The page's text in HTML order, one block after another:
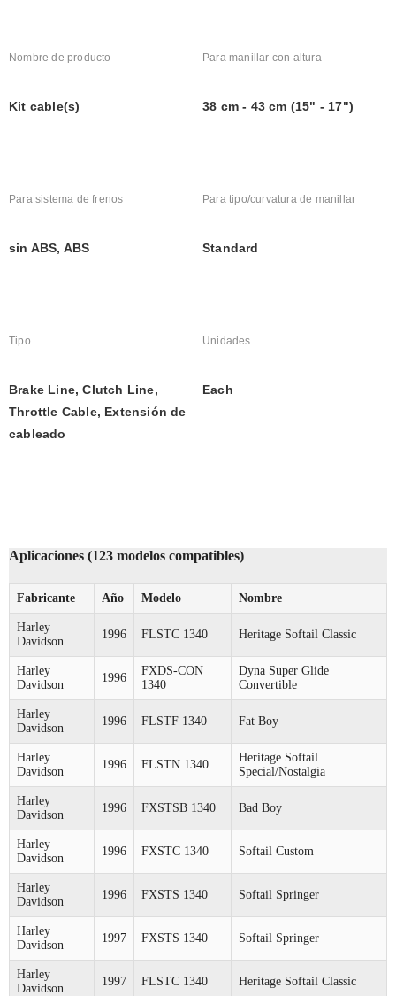
Nombre de producto
Kit cable(s)
Para manillar con altura
38 cm - 43 cm (15" - 17")
Para sistema de frenos
sin ABS, ABS
Para tipo/curvatura de manillar
Standard
Tipo
Brake Line, Clutch Line,
Throttle Cable, Extensión de
cableado
Unidades
Each
Aplicaciones (123 modelos compatibles)
Fabricante Año Modelo Nombre
Harley
Davidson
1996 FLSTC 1340 Heritage Softail Classic
Harley
Davidson
1996
FXDS-CON
1340
Dyna Super Glide
Convertible
Harley
Davidson
1996 FLSTF 1340 Fat Boy
Harley
Davidson
1996 FLSTN 1340
Heritage Softail
Special/Nostalgia
Harley
Davidson
1996 FXSTSB 1340 Bad Boy
Harley
Davidson
1996 FXSTC 1340 Softail Custom
Harley
Davidson
1996 FXSTS 1340 Softail Springer
Harley
Davidson
1997 FXSTS 1340 Softail Springer
Harley
Davidson
1997 FLSTC 1340 Heritage Softail Classic